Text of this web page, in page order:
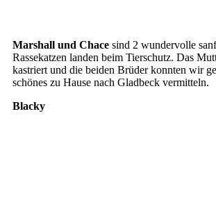
Marshall und Chacesind 2 wundervolle
Rassekatzen landen beim Tierschutz. Das
kastriert und die beiden Brüder konnten wir
schönes zu Hause nach Gladbeck vermitteln.
Blacky